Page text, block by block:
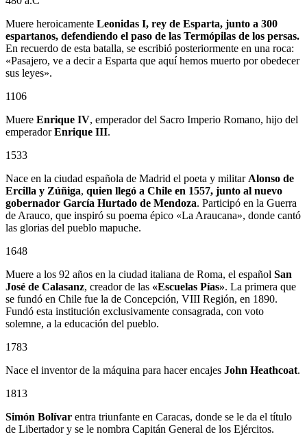
Muere heroicamente Leonidas I, rey de Esparta, junto a 300
espartanos, defendiendo el paso de las Termópilas de los persas.
En recuerdo de esta batalla, se escribió posteriormente en una roca:
«Pasajero, ve a decir a Esparta que aquí hemos muerto por obedecer
sus leyes».
1106
Muere Enrique IV, emperador del Sacro Imperio Romano, hijo del
emperadorEnrique III.
1533
Nace en la ciudad española de Madrid el poeta y militar Alonso de
Ercilla y Zúñiga, quien llegó a Chile en 1557, junto al nuevo
gobernador García Hurtado de Mendoza. Participó en la Guerra
de Arauco, que inspiró su poema épico «La Araucana», donde cantó
las glorias del pueblo mapuche.
1648
Muere a los 92 años en la ciudad italiana de Roma, el español San
José de Calasanz, creador de las «Escuelas Pías». La primera que
se fundó en Chile fue la de Concepción, VIII Región, en 1890.
Fundó esta institución exclusivamente consagrada, con voto
solemne, a la educación del pueblo.
1783
Nace el inventor de la máquina para hacer encajes John Heathcoat.
1813
Simón Bolívar entra triunfante en Caracas, donde se le da el título
de Libertador y se le nombra Capitán General de los Ejércitos.